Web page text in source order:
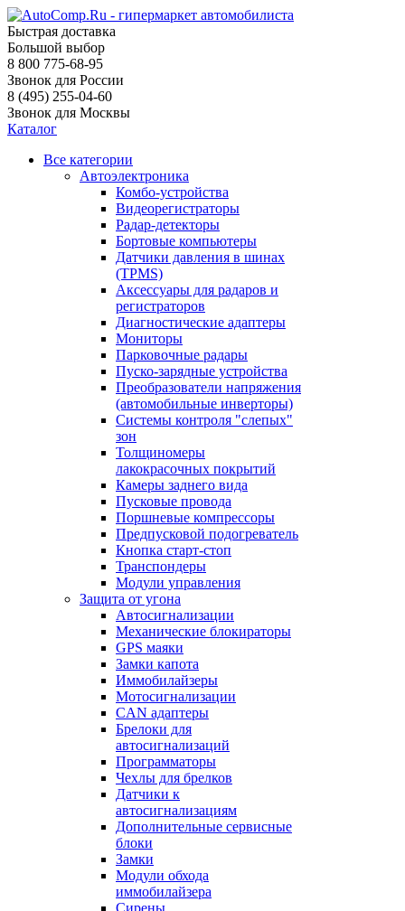
Быстрая доставка
Большой выбор
8 800 775-68-95
Звонок для России
8 (495) 255-04-60
Звонок для Москвы
Каталог
Все категории
Автоэлектроника
Комбо-устройства
Видеорегистраторы
Радар-детекторы
Бортовые компьютеры
Датчики давления в шинах
(TPMS)
Аксессуары для радаров и
регистраторов
Диагностические адаптеры
Мониторы
Парковочные радары
Пуско-зарядные устройства
Преобразователи напряжения
(автомобильные инверторы)
Системы контроля "слепых"
зон
Толщиномеры
лакокрасочных покрытий
Камеры заднего вида
Пусковые провода
Поршневые компрессоры
Предпусковой подогреватель
Кнопка старт-стоп
Транспондеры
Модули управления
Защита от угона
Автосигнализации
Механические блoкираторы
GPS маяки
Замки капота
Иммобилайзеры
Мотосигнализации
CAN адаптеры
Брелоки для
автосигнализаций
Программаторы
Чехлы для брелков
Датчики к
автосигнализациям
Дополнительные сервисные
блоки
Замки
Модули обхода
иммобилайзера
Сирены